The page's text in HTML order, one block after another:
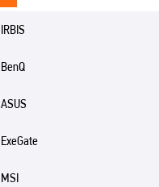
IRBIS
BenQ
ASUS
ExeGate
MSI